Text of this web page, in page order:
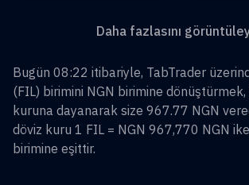
Daha fazlasını
Bugün 08:22 itibariyle, TabTrader
(FIL) birimini NGN birimine dönüştürmek,
kuruna dayanarak size 967.77 NGN
döviz kuru 1 FIL = NGN 967,770 NGN
birimine eşittir.